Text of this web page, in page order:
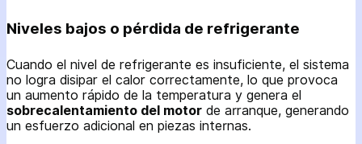
Niveles bajos o pérdida de refrigerante
Cuando el nivel de refrigerante es insuficiente, el sistema
no logra disipar el calor correctamente, lo que provoca
un aumento rápido de la temperatura y genera el
sobrecalentamiento del motor de arranque, generando
un esfuerzo adicional en piezas internas.